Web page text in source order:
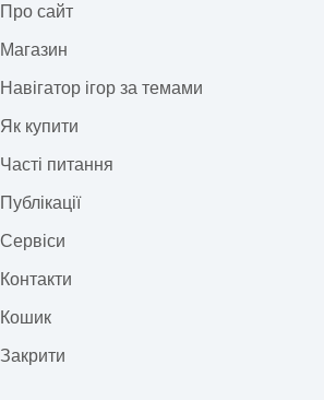
Про сайт
Магазин
Навігатор ігор за темами
Як купити
Часті питання
Публікації
Сервіси
Контакти
Кошик
Закрити